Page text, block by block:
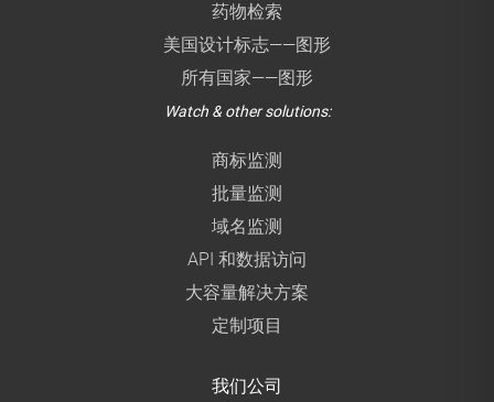
药物检索
美国设计标志——图形
所有国家——图形
Watch & other solutions:
商标监测
批量监测
域名监测
API 和数据访问
大容量解决方案
定制项目
我们公司